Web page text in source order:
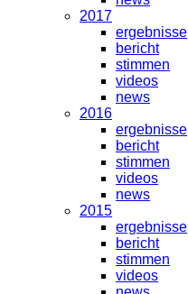
2017
ergebnisse
bericht
stimmen
videos
news
2016
ergebnisse
bericht
stimmen
videos
news
2015
ergebnisse
bericht
stimmen
videos